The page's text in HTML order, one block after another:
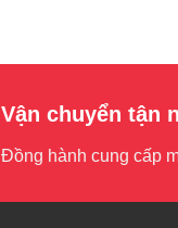
Vận chuyển tận
Đồng hành cung cấp